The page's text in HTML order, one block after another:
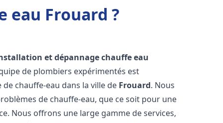
eau Frouard ?
et dépannage chauffe eau
de plombiers expérimentés est
chauffe-eau dans la ville de Frouard. Nous
de chauffe-eau, que ce soit pour une
Nous offrons une large gamme de services,